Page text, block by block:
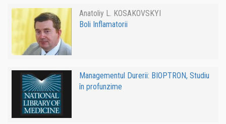
Anatoliy L. KOSAKOVSKYI
Boli Inflamatorii
Managementul Durerii: BIOPTRON, Studiu
în profunzime